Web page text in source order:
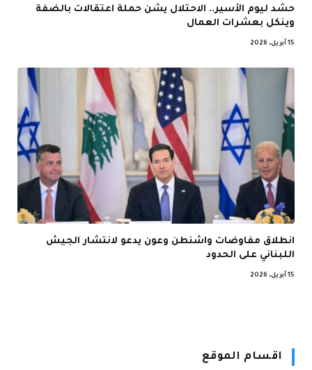
حشد ليوم الأسير.. الاحتلال يشن حملة اعتقالات بالضفة
وينكل بعشرات العمال
15 أبريل، 2026
انطلاق مفاوضات واشنطن وعون يدعو لانتشار الجيش
اللبناني على الحدود
15 أبريل، 2026
اقسام الموقع